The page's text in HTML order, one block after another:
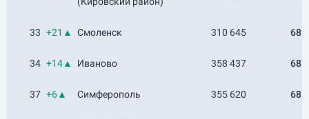
33 +21▲ Смоленск 310 645
34 +14▲ Иваново 358 437
37 +6▲ Симферополь 355 620